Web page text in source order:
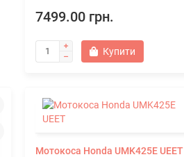
7499.00 грн.
Купити
Мотокоса Honda UMK425E UEET